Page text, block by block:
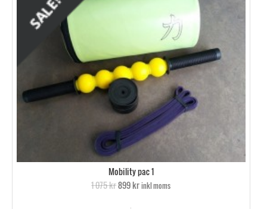
Mobility pac 1
1 075 kr899 krinkl moms